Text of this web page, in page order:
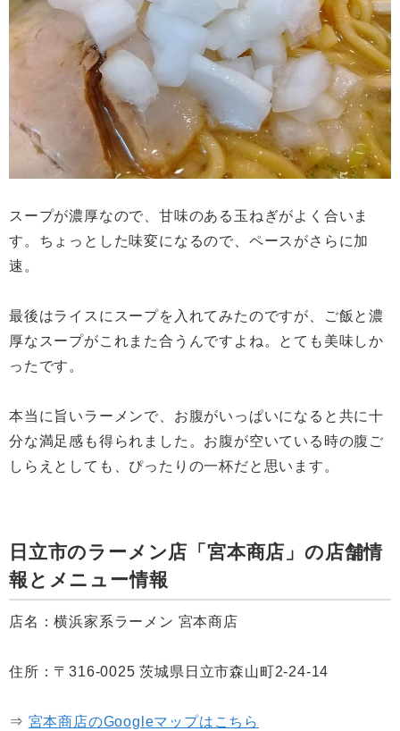
スープが濃厚なので、甘味のある玉ねぎがよく合いま
す。ちょっとした味変になるので、ペースがさらに加
速。
最後はライスにスープを入れてみたのですが、ご飯と濃
厚なスープがこれまた合うんですよね。とても美味しか
ったです。
本当に旨いラーメンで、お腹がいっぱいになると共に十
分な満足感も得られました。お腹が空いている時の腹ご
しらえとしても、ぴったりの一杯だと思います。
日立市のラーメン店「宮本商店」の店舗情
報とメニュー情報
店名：横浜家系ラーメン 宮本商店
住所：〒316-0025 茨城県日立市森山町2-24-14
⇒ 宮本商店のGoogleマップはこちら